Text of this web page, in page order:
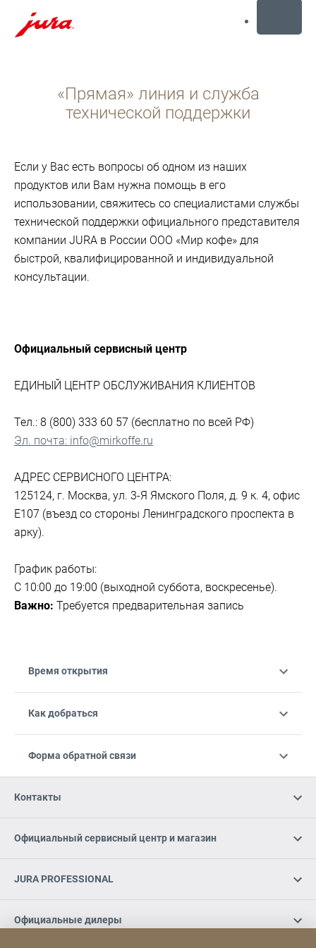
содержанию«Прямая» линия и служба
технической поддержки
Если у Вас есть вопросы об одном из наших
продуктов или Вам нужна помощь в его
использовании, свяжитесь со специалистами службы
технической поддержки официального представителя
компании JURA в России ООО «Мир кофе» для
быстрой, квалифицированной и индивидуальной
консультации.
Официальный сервисный центр
ЕДИНЫЙ ЦЕНТР ОБСЛУЖИВАНИЯ КЛИЕНТОВ
Тел.: 8 (800) 333 60 57 (бесплатно по всей РФ)
Эл. почта: info@mirkoffe.ru
АДРЕС СЕРВИСНОГО ЦЕНТРА:
125124, г. Москва, ул. 3-Я Ямского Поля, д. 9 к. 4, офис
Е107 (въезд со стороны Ленинградского проспекта в
арку).
График работы:
С 10:00 до 19:00 (выходной суббота, воскресенье).
Важно: Требуется предварительная запись
Время открытия
Как добраться
Форма обратной связи
Контакты
Официальный сервисный центр и магазин
JURA PROFESSIONAL
Официальные дилеры